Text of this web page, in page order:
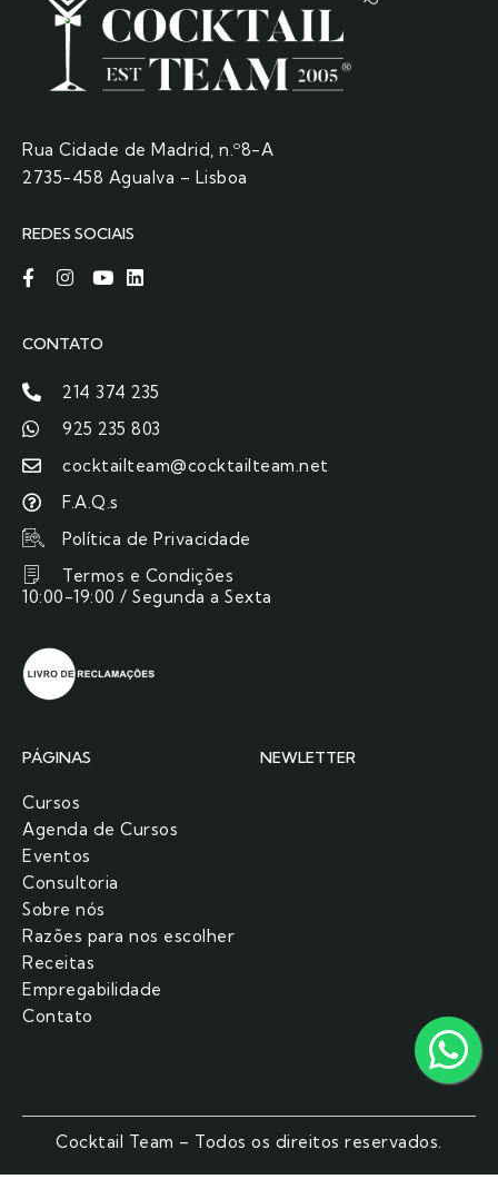
Rua Cidade de Madrid, n.º8-A
2735-458 Agualva – Lisboa
REDES SOCIAIS
CONTATO
214 374 235
925 235 803
cocktailteam@cocktailteam.net
F.A.Q.s
Política de Privacidade
Termos e Condições
10:00-19:00 / Segunda a Sexta
PÁGINAS
Cursos
Agenda de Cursos
Eventos
Consultoria
Sobre nós
Razões para nos escolher​
Receitas
Empregabilidade
Contato
NEWLETTER
Cocktail Team – Todos os direitos reservados.